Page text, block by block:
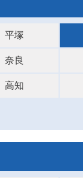
平塚
奈良
高知